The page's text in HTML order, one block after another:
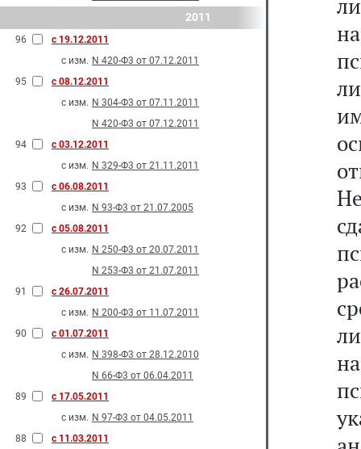
2011
96
с 19.12.2011
с изм. N 420-Ф3 от 07.12.2011
95
с 08.12.2011
с изм. N 304-Ф3 от 07.11.2011
N 420-Ф3 от 07.12.2011
94
с 03.12.2011
с изм. N 329-Ф3 от 21.11.2011
93
с 06.08.2011
с изм. N 93-Ф3 от 21.07.2005
92
с 05.08.2011
с изм. N 250-Ф3 от 20.07.2011
N 253-Ф3 от 21.07.2011
91
с 26.07.2011
с изм. N 200-Ф3 от 11.07.2011
90
с 01.07.2011
с изм. N 398-Ф3 от 28.12.2010
N 66-Ф3 от 06.04.2011
89
с 17.05.2011
с изм. N 97-Ф3 от 04.05.2011
88
с 11.03.2011